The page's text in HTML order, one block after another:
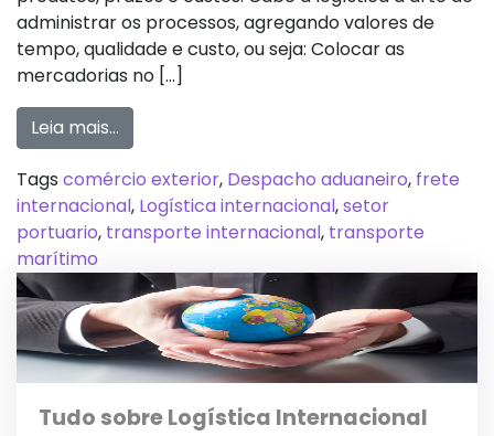
administrar os processos, agregando valores de
tempo, qualidade e custo, ou seja: Colocar as
mercadorias no […]
Leia mais…
Tags comércio exterior, Despacho aduaneiro, frete
internacional, Logística internacional,setor
portuario, transporte internacional, transporte
marítimo
Tudo sobre Logística Internacional